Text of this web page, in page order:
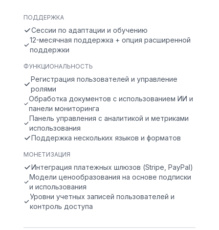
ПОДДЕРЖКА
Сессии по адаптации и обучению
12-месячная поддержка + опция расширенной
поддержки
ФУНКЦИОНАЛЬНОСТЬ
Регистрация пользователей и управление
ролями
Обработка документов с использованием ИИ и
панели мониторинга
Панель управления с аналитикой и метриками
использования
Поддержка нескольких языков и форматов
МОНЕТИЗАЦИЯ
Интеграция платежных шлюзов (Stripe, PayPal)
Модели ценообразования на основе подписки
и использования
Уровни учетных записей пользователей и
контроль доступа